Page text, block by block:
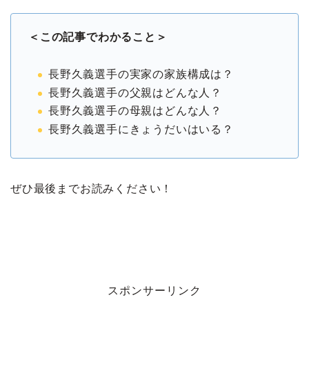
＜この記事でわかること＞
長野久義選手の実家の家族構成は？
長野久義選手の父親はどんな人？
長野久義選手の母親はどんな人？
長野久義選手にきょうだいはいる？
ぜひ最後までお読みください！
スポンサーリンク